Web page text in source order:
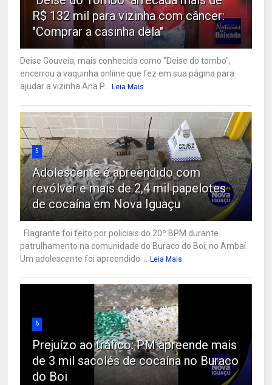
R$ 132 mil para vizinha com câncer:
"Comprar a casinha dela"
Deise Gouveia, mais conhecida como "Deise do tombo",
encerrou a vaquinha onliine que fez em sua página para
ajudar a vizinha Ana P... Leia Mais
5
Adolescente é apreendido com
revólver e mais de 2,4 mil papelotes
de cocaína em Nova Iguaçu
Flagrante foi feito por policiais do 20º BPM durante
patrulhamento na comunidade do Buraco do Boi, no Ambaí
Um adolescente foi apreendido ... Leia Mais
6
Prejuízo ao tráfico: PM apreende mais
de 3 mil sacolés de cocaína no Buraco
do Boi